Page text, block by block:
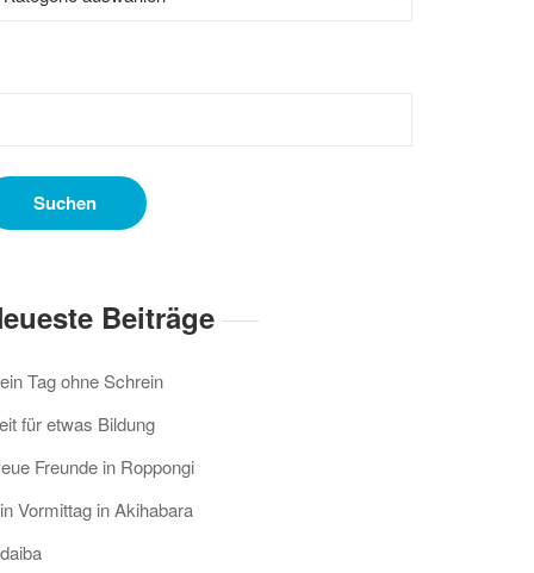
Beiträge
Tag ohne Schrein
für etwas Bildung
Freunde in Roppongi
Vormittag in Akihabara